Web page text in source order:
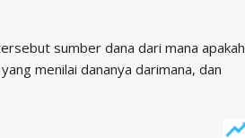
sumber dana dari mana apakah
menilai dananya darimana, dan